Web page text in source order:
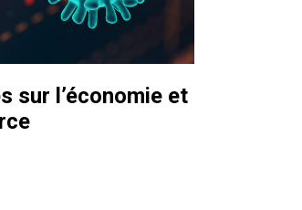
sur l’économie et